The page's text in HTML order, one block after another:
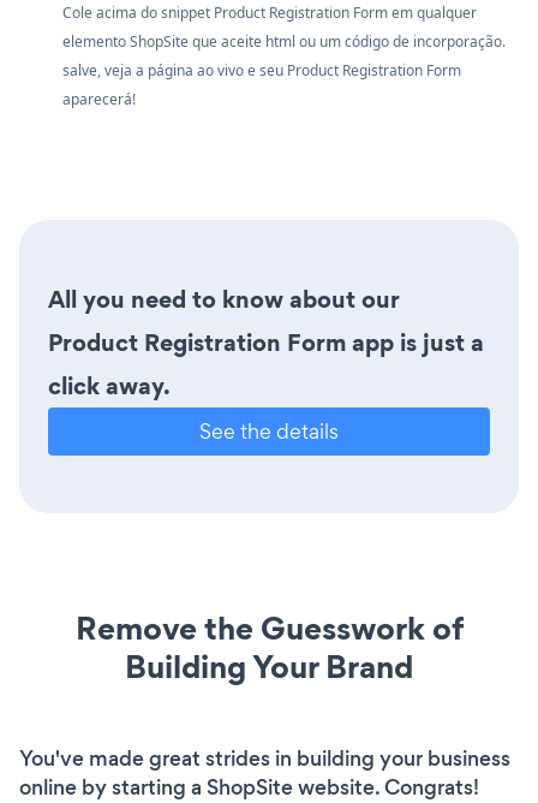
Cole acima do snippet Product Registration Form em qualquer
elemento ShopSite que aceite html ou um código de incorporação.
salve, veja a página ao vivo e seu Product Registration Form
aparecerá!
All you need to know about our
Product Registration Form app is just a
click away.
See the details
Remove the Guesswork of
Building Your Brand
You've made great strides in building your business
online by starting a ShopSite website. Congrats!